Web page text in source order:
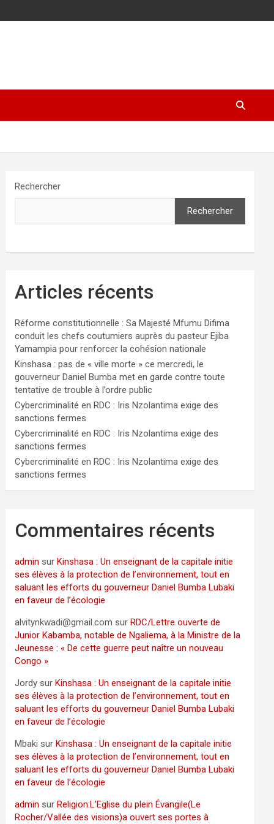
Rechercher
Rechercher
Articles récents
Réforme constitutionnelle : Sa Majesté Mfumu Difima
conduit les chefs coutumiers auprès du pasteur Ejiba
Yamampia pour renforcer la cohésion nationale
Kinshasa : pas de « ville morte » ce mercredi, le
gouverneur Daniel Bumba met en garde contre toute
tentative de trouble à l’ordre public
Cybercriminalité en RDC : Iris Nzolantima exige des
sanctions fermes
Cybercriminalité en RDC : Iris Nzolantima exige des
sanctions fermes
Cybercriminalité en RDC : Iris Nzolantima exige des
sanctions fermes
Commentaires récents
admin surKinshasa : Un enseignant de la capitale initie
ses élèves à la protection de l’environnement, tout en
saluant les efforts du gouverneur Daniel Bumba Lubaki
en faveur de l’écologie
alvitynkwadi@gmail.com surRDC/Lettre ouverte de
Junior Kabamba, notable de Ngaliema, à la Ministre de la
Jeunesse : « De cette guerre peut naître un nouveau
Congo »
Jordy surKinshasa : Un enseignant de la capitale initie
ses élèves à la protection de l’environnement, tout en
saluant les efforts du gouverneur Daniel Bumba Lubaki
en faveur de l’écologie
Mbaki surKinshasa : Un enseignant de la capitale initie
ses élèves à la protection de l’environnement, tout en
saluant les efforts du gouverneur Daniel Bumba Lubaki
en faveur de l’écologie
admin surReligion:L’Eglise du plein Évangile(Le
Rocher/Vallée des visions)a ouvert ses portes à